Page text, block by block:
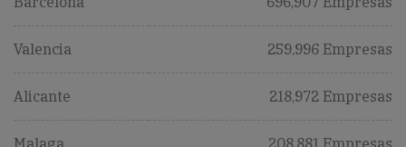
Valencia 259,996 Empresas
Alicante 218,972 Empresas